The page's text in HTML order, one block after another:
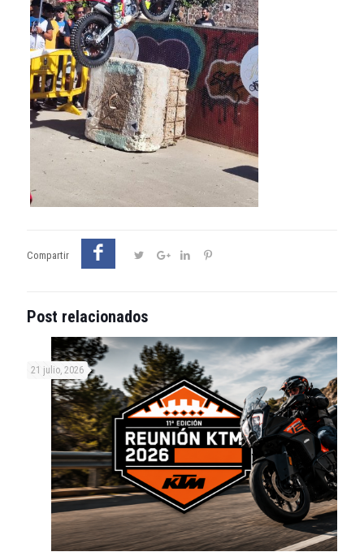
Compartir
Post relacionados
21 julio, 2026